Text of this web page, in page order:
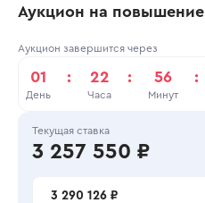
Аукцион на повышение
Аукцион завершится через
01
День
: 22
Часа
: 56
Минут
:
Текущая ставка
3 257 550 ₽
3 290 126 ₽